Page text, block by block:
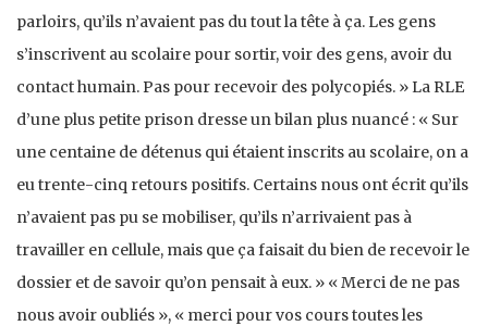
parloirs, qu’ils n’avaient pas du tout la tête à ça. Les gens
s’inscrivent au scolaire pour sortir, voir des gens, avoir du
contact humain. Pas pour recevoir des polycopiés. » La RLE
d’une plus petite prison dresse un bilan plus nuancé : « Sur
une centaine de détenus qui étaient inscrits au scolaire, on a
eu trente-cinq retours positifs. Certains nous ont écrit qu’ils
n’avaient pas pu se mobiliser, qu’ils n’arrivaient pas à
travailler en cellule, mais que ça faisait du bien de recevoir le
dossier et de savoir qu’on pensait à eux. » « Merci de ne pas
nous avoir oubliés », « merci pour vos cours toutes les